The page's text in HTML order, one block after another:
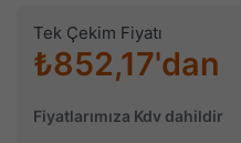
Tek Çekim Fiyatı
₺852,17'dan
Fiyatlarımıza Kdv dahildir